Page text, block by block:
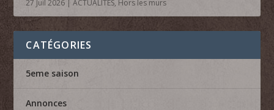
27 Juil 2026 |ACTUALITÉS, Hors les murs
CATÉGORIES
5eme saison
Annonces